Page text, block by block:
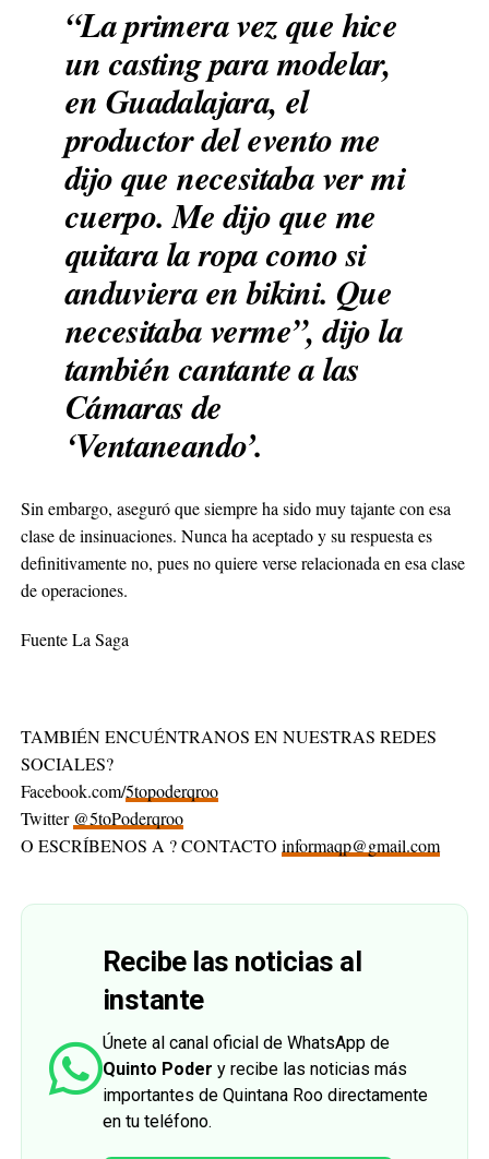
“La primera vez que hice
un casting para modelar,
en Guadalajara, el
productor del evento me
dijo que necesitaba ver mi
cuerpo. Me dijo que me
quitara la ropa como si
anduviera en bikini. Que
necesitaba verme”, dijo la
también cantante a las
Cámaras de
‘Ventaneando’.
Sin embargo, aseguró que siempre ha sido muy tajante con esa
clase de insinuaciones. Nunca ha aceptado y su respuesta es
definitivamente no, pues no quiere verse relacionada en esa clase
de operaciones.
Fuente La Saga
TAMBIÉN ENCUÉNTRANOS EN NUESTRAS REDES
SOCIALES?
Facebook.com/5topoderqroo
Twitter @5toPoderqroo
O ESCRÍBENOS A ? CONTACTO informaqp@gmail.com
Recibe las noticias al
instante
Únete al canal oficial de WhatsApp de
Quinto Poder y recibe las noticias más
importantes de Quintana Roo directamente
en tu teléfono.